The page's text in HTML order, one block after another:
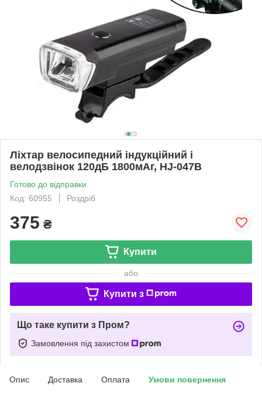
Ліхтар велосипедний індукційний і
велодзвінок 120дБ 1800мАг, HJ-047B
Готово до відправки
Код: 60955
Роздріб
375 ₴
Купити
або
Купити з
Що таке купити з Пром?
Замовлення під захистом
Опис Доставка Оплата Умови повернення